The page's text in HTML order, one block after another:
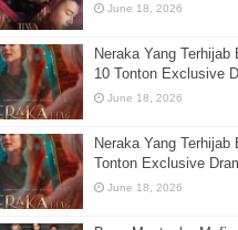
June 18, 2026
Neraka Yang Terhijab
10 Tonton Exclusive
June 18, 2026
Neraka Yang Terhijab
Tonton Exclusive
June 18, 2026